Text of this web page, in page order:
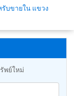
บขายใน แขวง
พย์ใหม่